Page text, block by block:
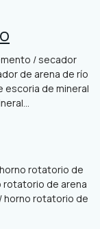
/ secador
de arena de río
escoria de mineral
rotatorio de
rotatorio de arena
horno rotatorio de